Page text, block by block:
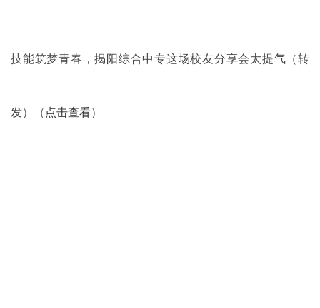
技能筑梦青春，揭阳综合中专这场校友分享会太提气 （转
发）（ 点击查看）